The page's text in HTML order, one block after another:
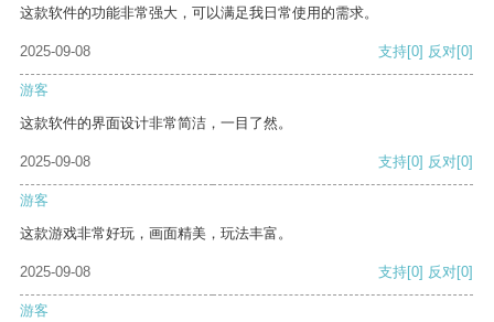
这款软件的功能非常强大，可以满足我日常使用的需求。
2025-09-08 支持[0] 反对[0]
游客
这款软件的界面设计非常简洁，一目了然。
2025-09-08 支持[0] 反对[0]
游客
这款游戏非常好玩，画面精美，玩法丰富。
2025-09-08 支持[0] 反对[0]
游客